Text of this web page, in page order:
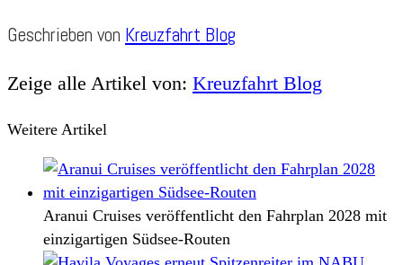
Geschrieben von Kreuzfahrt Blog
Zeige alle Artikel von: Kreuzfahrt Blog
Weitere Artikel
Aranui Cruises veröffentlicht den Fahrplan 2028 mit
einzigartigen Südsee-Routen